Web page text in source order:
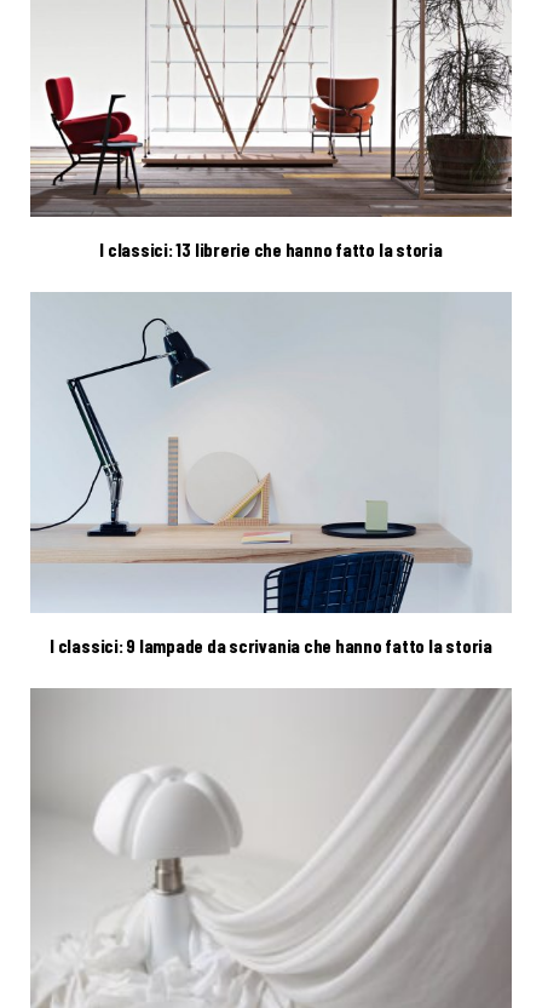
I classici: 13 librerie che hanno fatto la storia
I classici: 9 lampade da scrivania che hanno fatto la storia